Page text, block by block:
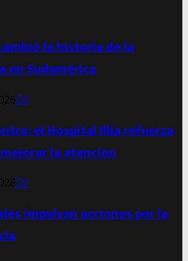
la historia de la
en Sudamérica
0
el Hospital Illia refuerza
la atención
0
impulsan acciones por la